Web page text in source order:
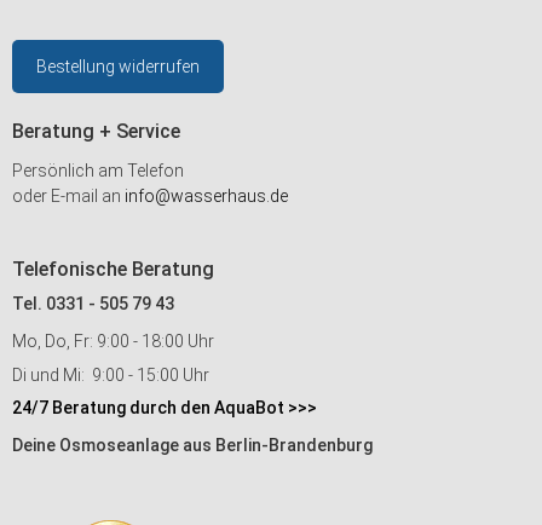
Bestellung widerrufen
Beratung + Service
Persönlich am Telefon
oder E-mail an info@wasserhaus.de
Telefonische Beratung
Tel. 0331 - 505 79 43
Mo, Do, Fr: 9:00 - 18:00 Uhr
Di und Mi: 9:00 - 15:00 Uhr
24/7 Beratung durch den AquaBot >>>
Deine Osmoseanlage aus Berlin-Brandenburg